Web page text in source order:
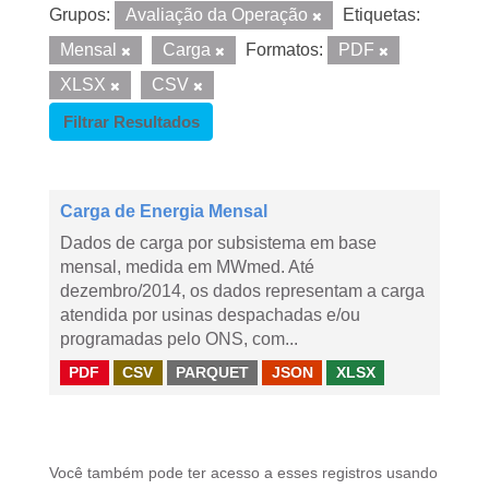
Grupos: Avaliação da Operação
Etiquetas:
Mensal
Carga Formatos:
PDF
XLSX
CSV
Filtrar Resultados
Carga de Energia Mensal
Dados de carga por subsistema em base
mensal, medida em MWmed. Até
dezembro/2014, os dados representam a carga
atendida por usinas despachadas e/ou
programadas pelo ONS, com...
PDF CSV PARQUET JSON XLSX
Você também pode ter acesso a esses registros usando